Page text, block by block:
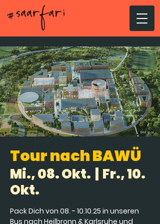
Tour nach BAWÜ
Mi., 08. Okt.
Fr., 10.
Okt.
Pack Dich von 08. - 10.10.25 in unseren
Bus nach Heilbronn & Karlsruhe und